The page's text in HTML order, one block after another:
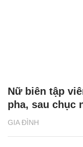
GIA ĐÌNH
Nữ biên tập
pha, sau chục